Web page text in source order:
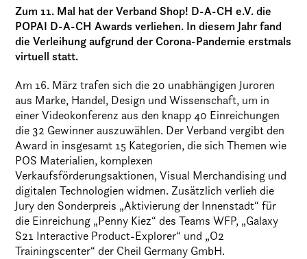
Zum 11. Mal hat der Verband Shop! D-A-CH e.V. die
POPAI D-A-CH Awards verliehen. In diesem Jahr fand
die Verleihung aufgrund der Corona-Pandemie erstmals
virtuell statt.
Am 16. März trafen sich die 20 unabhängigen Juroren
aus Marke, Handel, Design und Wissenschaft, um in
einer Videokonferenz aus den knapp 40 Einreichungen
die 32 Gewinner auszuwählen. Der Verband vergibt den
Award in insgesamt 15 Kategorien, die sich Themen wie
POS Materialien, komplexen
Verkaufsförderungsaktionen, Visual Merchandising und
digitalen Technologien widmen. Zusätzlich verlieh die
Jury den Sonderpreis „Aktivierung der Innenstadt“ für
die Einreichung „Penny Kiez“ des Teams WFP, „Galaxy
S21 Interactive Product-Explorer“ und „O2
Trainingscenter“ der Cheil Germany GmbH.